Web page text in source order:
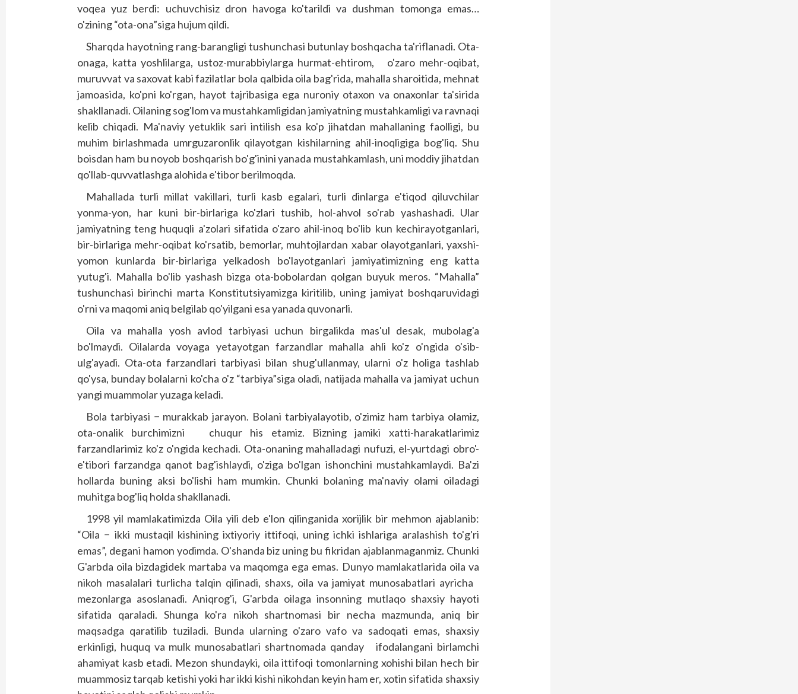
voqea yuz berdi: uchuvchisiz dron havoga ko'tarildi va dushman tomonga emas…
o'zining “ota-ona”siga hujum qildi.
Sharqda hayotning rang-barangligi tushunchasi butunlay boshqacha ta'riflanadi. Ota-
onaga, katta yoshlilarga, ustoz-murabbiylarga hurmat-ehtirom, o'zaro mehr-oqibat,
muruvvat va saxovat kabi fazilatlar bola qalbida oila bag'rida, mahalla sharoitida, mehnat
jamoasida, ko'pni ko'rgan, hayot tajribasiga ega nuroniy otaxon va onaxonlar ta'sirida
shakllanadi. Oilaning sog'lom va mustahkamligidan jamiyatning mustahkamligi va ravnaqi
kelib chiqadi. Ma'naviy yetuklik sari intilish esa ko'p jihatdan mahallaning faolligi, bu
muhim birlashmada umrguzaronlik qilayotgan kishilarning ahil-inoqligiga bog'liq. Shu
boisdan ham bu noyob boshqarish bo'g'inini yanada mustahkamlash, uni moddiy jihatdan
qo'llab-quvvatlashga alohida e'tibor berilmoqda.
Mahallada turli millat vakillari, turli kasb egalari, turli dinlarga e'tiqod qiluvchilar
yonma-yon, har kuni bir-birlariga ko'zlari tushib, hol-ahvol so'rab yashashadi. Ular
jamiyatning teng huquqli a'zolari sifatida o'zaro ahil-inoq bo'lib kun kechirayotganlari,
bir-birlariga mehr-oqibat ko'rsatib, bemorlar, muhtojlardan xabar olayotganlari, yaxshi-
yomon kunlarda bir-birlariga yelkadosh bo'layotganlari jamiyatimizning eng katta
yutug'i. Mahalla bo'lib yashash bizga ota-bobolardan qolgan buyuk meros. “Mahalla”
tushunchasi birinchi marta Konstitutsiyamizga kiritilib, uning jamiyat boshqaruvidagi
o'rni va maqomi aniq belgilab qo'yilgani esa yanada quvonarli.
Oila va mahalla yosh avlod tarbiyasi uchun birgalikda mas'ul desak, mubolag'a
bo'lmaydi. Oilalarda voyaga yetayotgan farzandlar mahalla ahli ko'z o'ngida o'sib-
ulg'ayadi. Ota-ota farzandlari tar­biyasi bilan shug'ullanmay, ularni o'z holiga tashlab
qo'ysa, bunday bolalarni ko'cha o'z “tarbiya”siga oladi, natijada mahalla va jamiyat uchun
yangi muammolar yuzaga keladi.
Bola tarbiyasi − murakkab jarayon. Bolani tarbiya­layotib, o'zimiz ham tarbiya olamiz,
ota-onalik burchimizni chuqur his etamiz. Bizning jamiki xatti-harakatlarimiz
farzandlarimiz ko'z o'ngida kechadi. Ota­-onaning mahalladagi nufuzi, el-yurtdagi obro'-
e'tibori farzandga qanot bag'ishlaydi, o'ziga bo'lgan ishonchini mustahkamlaydi. Ba'zi
hollarda buning aksi bo'lishi ham mumkin. Chunki bolaning ma'naviy olami oiladagi
muhitga bog'liq holda shakllanadi.
1998 yil mamlakatimizda Oila yili deb e'lon qilinganida xorijlik bir mehmon ajablanib:
“Oila − ikki mustaqil kishining ixtiyoriy ittifoqi, uning ichki ishlariga aralashish to'g'ri
emas”, degani hamon yodimda. O'shanda biz uning bu fikridan ajab­lanmaganmiz. Chunki
G'arbda oila bizdagidek martaba va maqomga ega emas. Dunyo mamlakatlarida oila va
nikoh masalalari turlicha talqin qilinadi, shaxs, oila va jamiyat munosabatlari ayricha
mezonlarga asoslanadi. Aniqrog'i, G'arbda oilaga insonning mutlaqo shaxsiy hayoti
sifatida qaraladi. Shunga ko'ra nikoh shartnomasi bir necha mazmunda, aniq bir
maqsadga qaratilib tuziladi. Bunda ularning o'zaro vafo va sadoqati emas, shaxsiy
erkinligi, huquq va mulk munosabatlari shartnomada qanday ifodalangani birlamchi
ahamiyat kasb etadi. Mezon shundayki, oila ittifoqi tomonlarning xohishi bilan hech bir
muammosiz tarqab ketishi yoki har ikki kishi nikohdan keyin ham er, xotin sifatida shaxsiy